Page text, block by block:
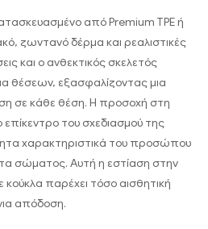
από Premium TPE ή
ζωντανό δέρμα και ρεαλιστικές
και ο ανθεκτικός σκελετός
θέσεων, εξασφαλίζοντας μια
σε κάθε θέση. Η προσοχή στη
επίκεντρο του σχεδιασμού της
χαρακτηριστικά του προσώπου
σώματος. Αυτή η εστίαση στην
κούκλα παρέχει τόσο αισθητική
απόδοση.